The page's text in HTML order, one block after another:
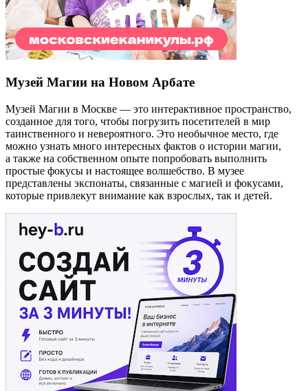
Музей Магии на Новом Арбате
Музей Магии в Москве — это интерактивное пространство,
созданное для того, чтобы погрузить посетителей в мир
таинственного и невероятного. Это необычное место, где
можно узнать много интересных фактов о истории магии,
а также на собственном опыте попробовать выполнить
простые фокусы и настоящее волшебство. В музее
представлены экспонаты, связанные с магией и фокусами,
которые привлекут внимание как взрослых, так и детей.